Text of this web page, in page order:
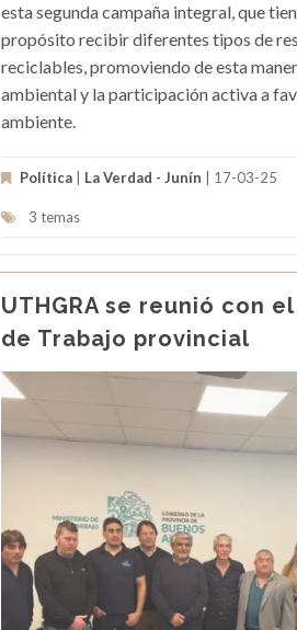
esta segunda campaña integral, que
propósito recibir diferentes tipos de
reciclables, promoviendo de esta
ambiental y la participación activa a
ambiente.
Política La Verdad - Junín | 17-03-25
3 temas
UTHGRA se reunió con
de Trabajo provincial